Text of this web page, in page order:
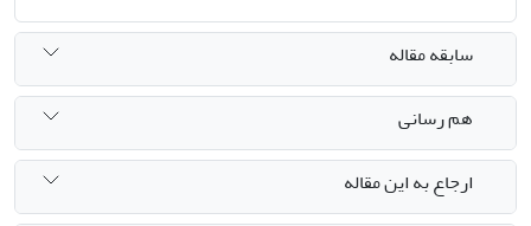
سابقه مقاله
هم رسانی
ارجاع به این مقاله